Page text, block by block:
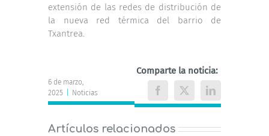
extensión de las redes de distribución de
la nueva red térmica del barrio de
Txantrea.
6 de marzo,
2025
Noticias
Comparte la noticia:
Facebook
X LinkedIn
Artículos relacionados